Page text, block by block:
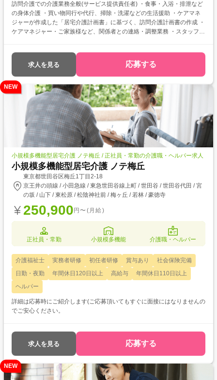
訪問介護での介護業務全般(サービス提供責任者) ・食事・入浴・排泄など
の身体介護 ・買い物同行や代行、掃除・洗濯などの生活援助 ・ケアマネ
ジャーが作成した「居宅介護計画書」に基づく、訪問介護計画書の作成 ・
ケアマネジャー・ご家族様など、関係者との連絡・調整業務 ・スタッフの
求人を見る 応募する
NEW
小規模多機能型居宅介護 ノテ梅丘 / 正社員・常勤の介護職・ヘルパー求人
小規模多機能型居宅介護 ノテ梅丘
東京都世田谷区梅丘1丁目2-18
京王井の頭線 / 小田急線 / 東急世田谷線上町 / 世田谷 / 世田谷代田 / 宮
の坂 / 山下 / 東松原 / 松陰神社前 / 梅ヶ丘 / 若林 / 豪徳寺
250,900 円〜(月給)
正社員・常勤 小規模多機能 介護職・ヘルパー
介護福祉士 実務者研修 初任者研修 賞与あり
社会保険完備
日勤・夜勤
年間休日120日以上 高給与
年間休日110日以上
ヘルパー
詳細は応募時にご紹介します(ご応募頂いてもすぐに面接にはなりませんの
でご安心ください。
求人を見る 応募する
NEW